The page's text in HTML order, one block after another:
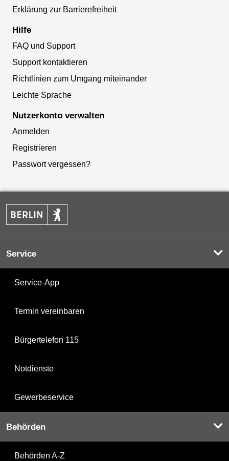
Erklärung zur Barrierefreiheit
Hilfe
FAQ und Support
Support kontaktieren
Richtlinien zum Umgang miteinander
Leichte Sprache
Nutzerkonto verwalten
Anmelden
Registrieren
Passwort vergessen?
Service
Service-App
Termin vereinbaren
Bürgertelefon 115
Notdienste
Gewerbeservice
Behörden
Behörden A-Z